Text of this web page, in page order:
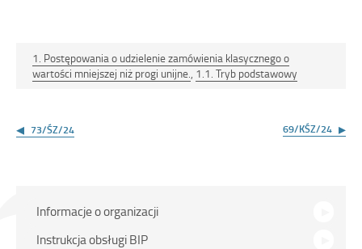
1. Postępowania o udzielenie zamówienia klasycznego o
wartości mniejszej niż progi unijne., 1.1. Tryb podstawowy
wpisu
73/ŚZ/24 69/KŚZ/24
Menu
główne
Informacje o organizacji
Instrukcja obsługi BIP